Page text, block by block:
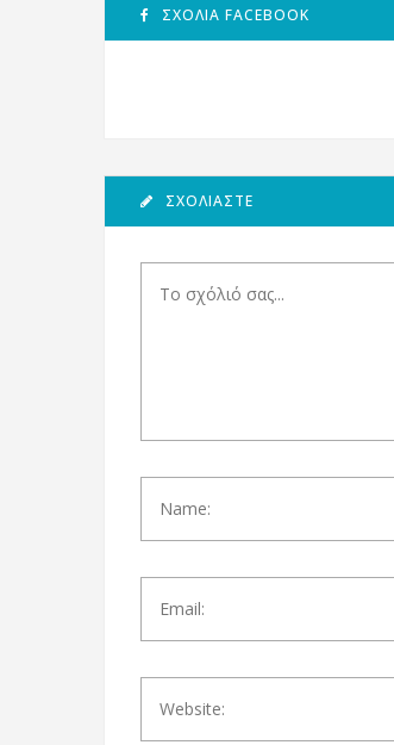
ΣΧΌΛΙΑ FACEBOOK
ΣΧΟΛΙΆΣΤΕ